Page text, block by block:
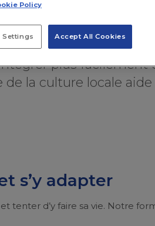
plus facilement
la culture locale
s’y adapter
tenter d’y faire sa vie. Notre
Policy
Accept All Cookies
Settings